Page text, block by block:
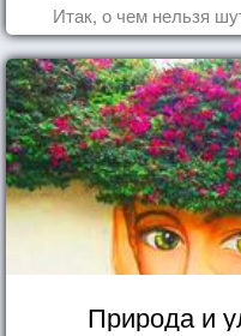
Итак, о чем нельзя
Природа и